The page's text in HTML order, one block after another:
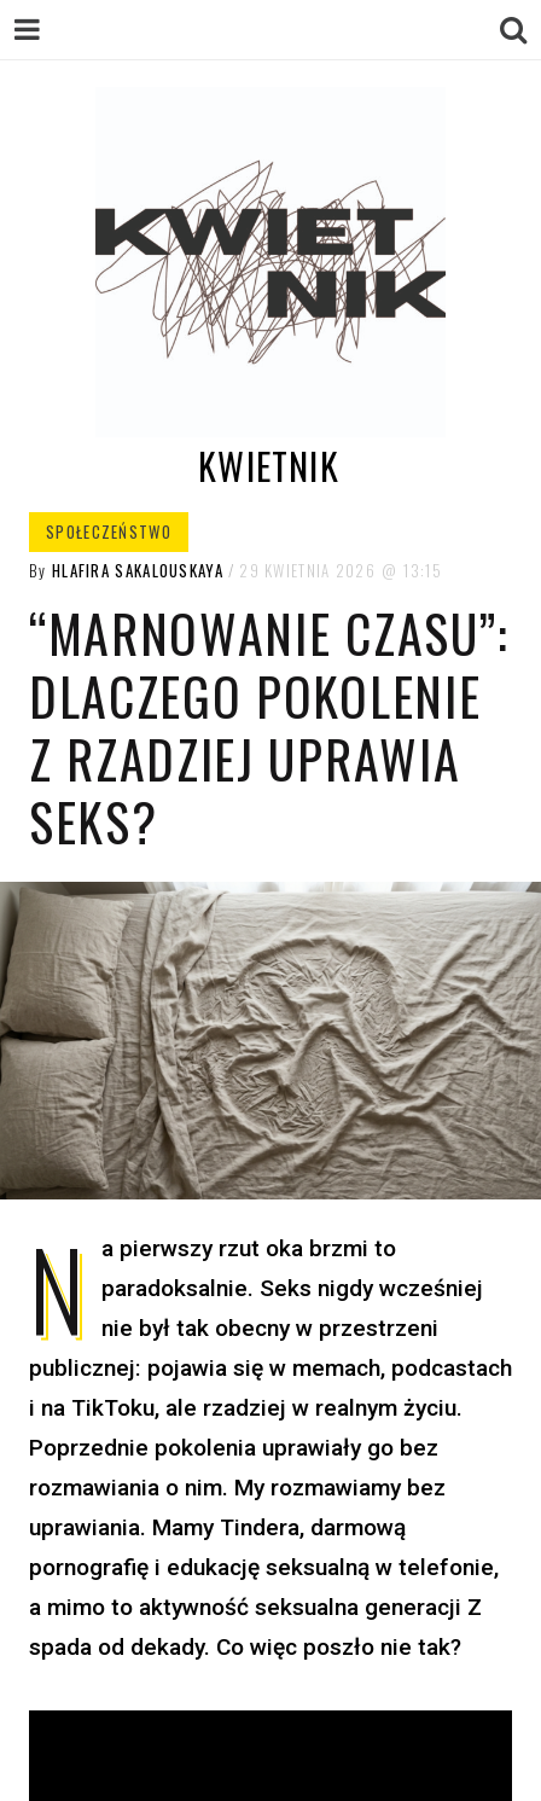
KWIETNIK
SPOŁECZEŃSTWO
By HLAFIRA SAKALOUSKAYA 29 KWIETNIA 2026 13:15
“MARNOWANIE CZASU”:
DLACZEGO POKOLENIE
Z RZADZIEJ UPRAWIA
SEKS?
N
a pierwszy rzut oka brzmi to
paradoksalnie. Seks nigdy wcześniej
nie był tak obecny w przestrzeni
publicznej: pojawia się w memach, podcastach
i na TikToku, ale rzadziej w realnym życiu.
Poprzednie pokolenia uprawiały go bez
rozmawiania o nim. My rozmawiamy bez
uprawiania. Mamy Tindera, darmową
pornografię i edukację seksualną w telefonie,
a mimo to aktywność seksualna generacji Z
spada od dekady. Co więc poszło nie tak?